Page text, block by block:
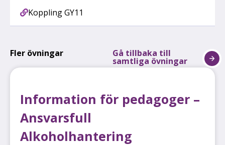
Koppling GY11
Fler övningar Gå tillbaka till
samtliga övningar
Information för pedagoger –
Ansvarsfull
Alkoholhantering